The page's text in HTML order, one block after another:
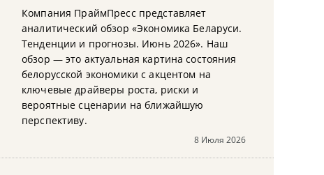
Компания ПраймПресс представляет
аналитический обзор «Экономика Беларуси.
Тенденции и прогнозы. Июнь 2026». Наш
обзор — это актуальная картина состояния
белорусской экономики с акцентом на
ключевые драйверы роста, риски и
вероятные сценарии на ближайшую
перспективу.
8 Июля 2026